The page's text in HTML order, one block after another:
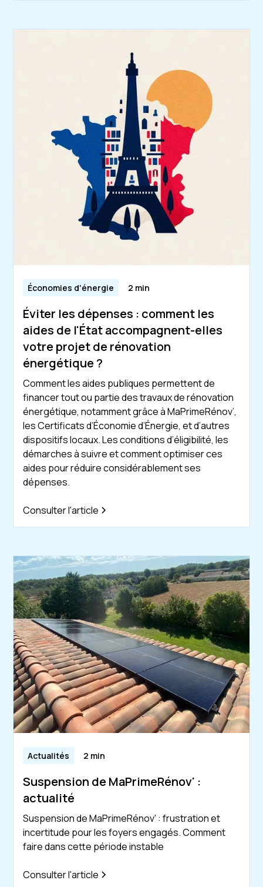
Économies d'énergie 2 min
Éviter les dépenses : comment les
aides de l'État accompagnent-elles
votre projet de rénovation
énergétique ?
Comment les aides publiques permettent de
financer tout ou partie des travaux de rénovation
énergétique, notamment grâce à MaPrimeRénov’,
les Certificats d’Économie d’Énergie, et d’autres
dispositifs locaux. Les conditions d’éligibilité, les
démarches à suivre et comment optimiser ces
aides pour réduire considérablement ses
dépenses.
Consulter l'article
Actualités 2 min
Suspension de MaPrimeRénov' :
actualité
Suspension de MaPrimeRénov' : frustration et
incertitude pour les foyers engagés. Comment
faire dans cette période instable
Consulter l'article